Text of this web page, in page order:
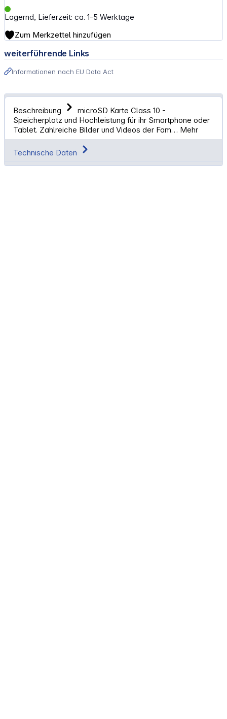
Lagernd, Lieferzeit: ca. 1-5 Werktage
Zum Merkzettel hinzufügen
weiterführende Links
Informationen nach EU Data Act
Beschreibung
microSD Karte Class 10 -
Speicherplatz und Hochleistung für ihr Smartphone oder
Tablet. Zahlreiche Bilder und Videos der Fam… Mehr
Technische Daten